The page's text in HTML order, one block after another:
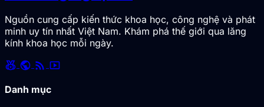
Nguồn cung cấp kiến thức khoa học, công nghệ và phát
minh uy tín nhất Việt Nam. Khám phá thế giới qua lăng
kính khoa học mỗi ngày.
social_leaderboard public rss_feed smart_display
Danh mục